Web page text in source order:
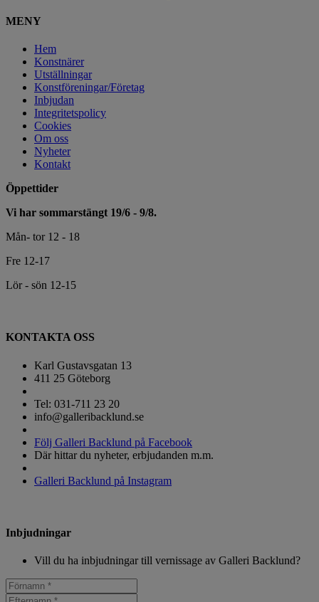
MENY
Hem
Konstnärer
Utställningar
Konstföreningar/Företag
Inbjudan
Integritetspolicy
Cookies
Om oss
Nyheter
Kontakt
Öppettider
Vi har sommarstängt 19/6 - 9/8.
Mån- tor 12 - 18
Fre 12-17
Lör - sön 12-15
KONTAKTA OSS
Karl Gustavsgatan 13
411 25 Göteborg
Tel: 031-711 23 20
info@galleribacklund.se
Följ Galleri Backlund på Facebook
Där hittar du nyheter, erbjudanden m.m.
Galleri Backlund på Instagram
Inbjudningar
Vill du ha inbjudningar till vernissage av Galleri Backlund?